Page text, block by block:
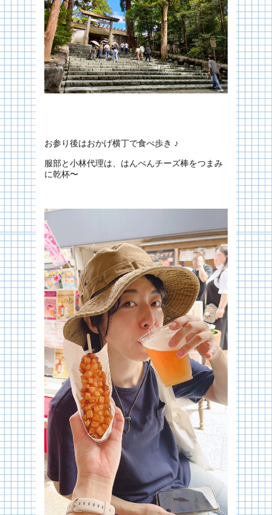
お参り後はおかげ横丁で食べ歩き ♪
服部と小林代理は、はんぺんチーズ棒をつまみ
に乾杯〜